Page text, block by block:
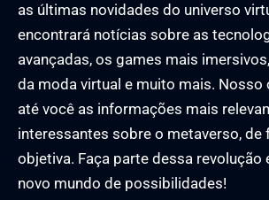
as últimas novidades do universo
encontrará notícias sobre as
avançadas, os games mais
da moda virtual e muito mais. Nosso
até você as informações mais
interessantes sobre o metaverso, de
objetiva. Faça parte dessa revolução
novo mundo de possibilidades!